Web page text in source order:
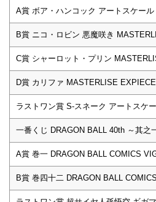
A賞 ボア・ハンコック アートスケール
B賞 ニコ・ロビン 悪魔咲き
C賞 シャーロット・プリン
D賞 カリファ MASTERLISE EXPIECE
ラストワン賞 S-スネーク アートスケ
一番くじ DRAGON BALL 40th ～其之
A賞 巻一 DRAGON BALL COMICS
B賞 巻四十二 DRAGON BALL